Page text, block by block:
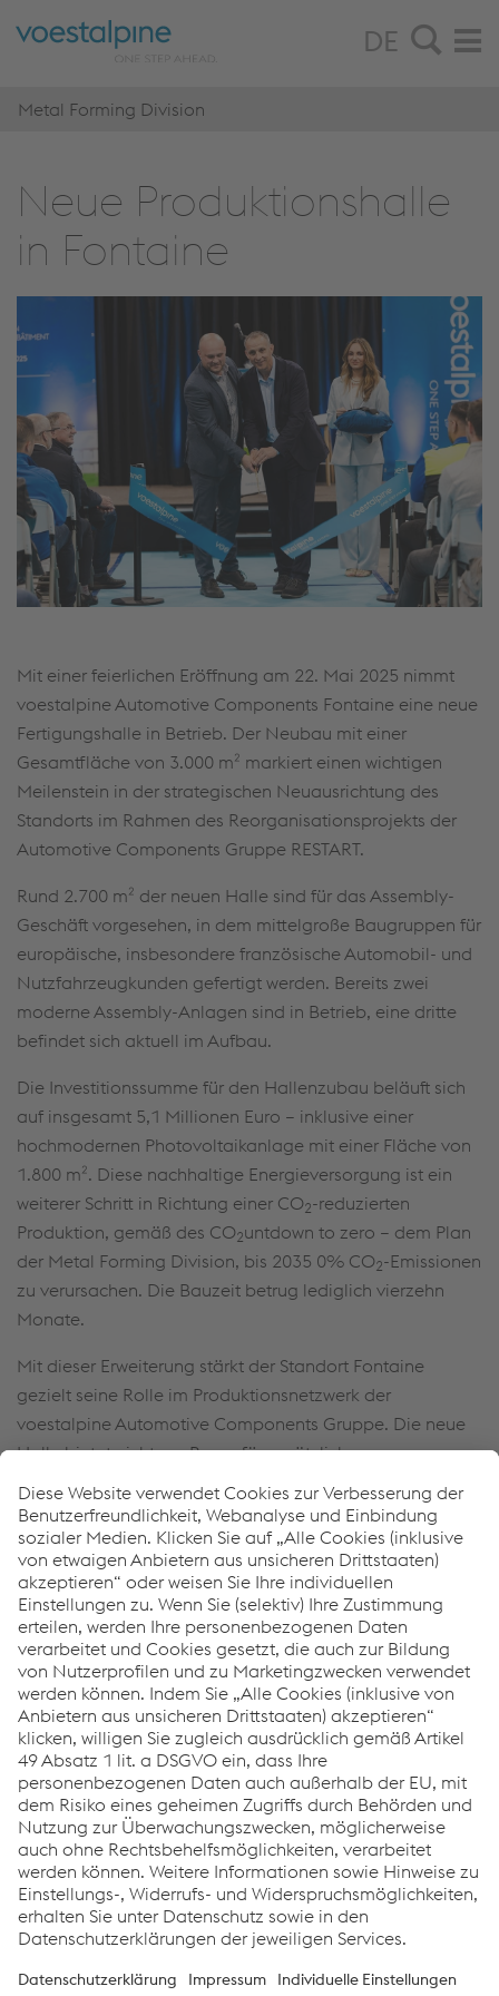
DE
Metal Forming Division
Neue Pro­duk­ti­ons­hal­le
in Fon­tai­ne
Mit einer feierlichen Eröffnung am 22. Mai 2025 nimmt
voestalpine Automotive Components Fontaine eine neue
Fertigungshalle in Betrieb. Der Neubau mit einer
Gesamtfläche von 3.000 m² markiert einen wichtigen
Meilenstein in der strategischen Neuausrichtung des
Standorts im Rahmen des Reorganisationsprojekts der
Automotive Components Gruppe RESTART.
Rund 2.700 m² der neuen Halle sind für das Assembly-
Geschäft vorgesehen, in dem mittelgroße Baugruppen für
europäische, insbesondere französische Automobil- und
Nutzfahrzeugkunden gefertigt werden. Bereits zwei
moderne Assembly-Anlagen sind in Betrieb, eine dritte
befindet sich aktuell im Aufbau.
Die Investitionssumme für den Hallenzubau beläuft sich
auf insgesamt 5,1 Millionen Euro – inklusive einer
hochmodernen Photovoltaikanlage mit einer Fläche von
1.800 m². Diese nachhaltige Energieversorgung ist ein
weiterer Schritt in Richtung einer CO2-reduzierten
Produktion, gemäß des CO2untdown to zero – dem Plan
der Metal Forming Division, bis 2035 0% CO2-Emissionen
zu verursachen. Die Bauzeit betrug lediglich vierzehn
Monate.
Mit dieser Erweiterung stärkt der Standort Fontaine
gezielt seine Rolle im Produktionsnetzwerk der
voestalpine Automotive Components Gruppe. Die neue
Halle bietet nicht nur Raum für zusätzliche
Standards hinsichtlich Arbeitssicherheit und Produktivität.
Ein konkreter Erfolg dieser strategischen Investition: Der
Standort Fontaine konnte sich kürzlich einen wichtigen
Neukundenauftrag sichern – ein Beleg für die
Wettbewerbsfähigkeit und Innovationskraft des Werks.
CO 2UNTDOWN TO ZERO